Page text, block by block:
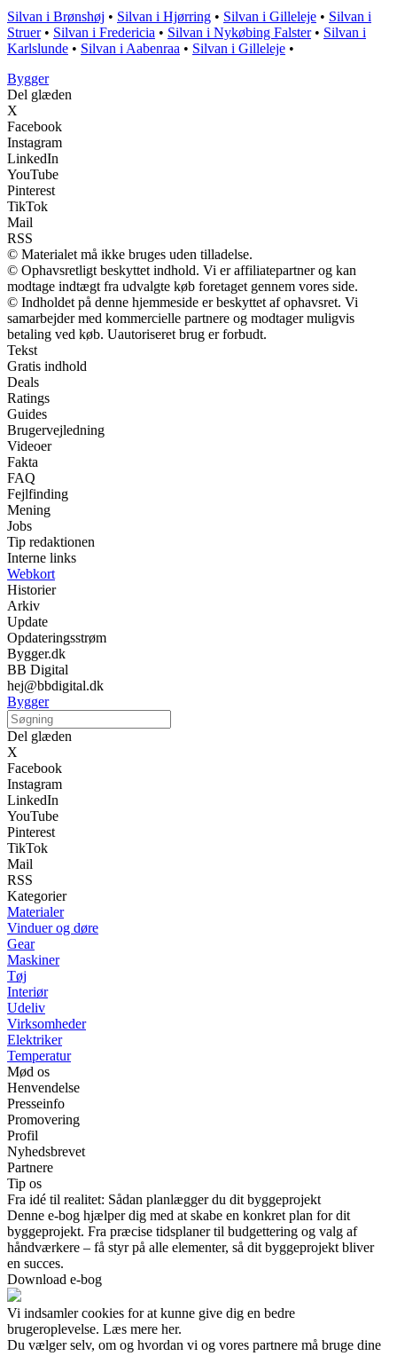
Silvan i Brønshøj • Silvan i Hjørring • Silvan i Gilleleje • Silvan i
Struer• Silvan i Fredericia • Silvan i Nykøbing Falster• Silvan i
Karlslunde • Silvan i Aabenraa • Silvan i Gilleleje •
Bygger
Del glæden
X
Facebook
Instagram
LinkedIn
YouTube
Pinterest
TikTok
Mail
RSS
© Materialet må ikke bruges uden tilladelse.
© Ophavsretligt beskyttet indhold. Vi er affiliatepartner og kan
modtage indtægt fra udvalgte køb foretaget gennem vores side.
© Indholdet på denne hjemmeside er beskyttet af ophavsret. Vi
samarbejder med kommercielle partnere og modtager muligvis
betaling ved køb. Uautoriseret brug er forbudt.
Tekst
Gratis indhold
Deals
Ratings
Guides
Brugervejledning
Videoer
Fakta
FAQ
Fejlfinding
Mening
Jobs
Tip redaktionen
Interne links
Webkort
Historier
Arkiv
Update
Opdateringsstrøm
Bygger.dk
BB Digital
hej@bbdigital.dk
Bygger
Del glæden
X
Facebook
Instagram
LinkedIn
YouTube
Pinterest
TikTok
Mail
RSS
Kategorier
Materialer
Vinduer og døre
Gear
Maskiner
Tøj
Interiør
Udeliv
Virksomheder
Elektriker
Temperatur
Mød os
Henvendelse
Presseinfo
Promovering
Profil
Nyhedsbrevet
Partnere
Tip os
Fra idé til realitet: Sådan planlægger du dit byggeprojekt
Denne e-bog hjælper dig med at skabe en konkret plan for dit
byggeprojekt. Fra præcise tidsplaner til budgettering og valg af
håndværkere – få styr på alle elementer, så dit byggeprojekt bliver
en succes.
Download e-bog
Vi indsamler cookies for at kunne give dig en bedre
brugeroplevelse. Læs mere her.
Du vælger selv, om og hvordan vi og vores partnere må bruge dine